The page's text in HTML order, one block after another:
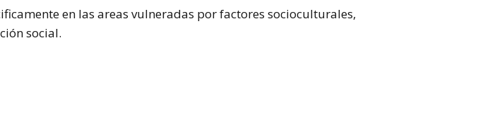
en las areas vulneradas por factores socioculturales,
social.